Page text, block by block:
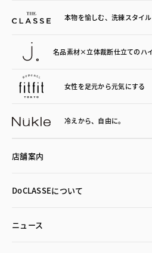
本物を愉しむ、洗練スタイル
名品素材×立体裁断仕立てのハ
女性を足元から元気にする
冷えから、 自由に。
店舗案内
DoCLASSEについて
ニュース